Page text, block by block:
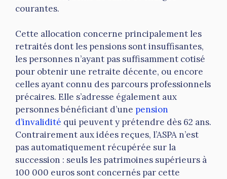
courantes.
Cette allocation concerne principalement les
retraités dont les pensions sont insuffisantes,
les personnes n’ayant pas suffisamment cotisé
pour obtenir une retraite décente, ou encore
celles ayant connu des parcours professionnels
précaires. Elle s’adresse également aux
personnes bénéficiant d’une pension
d’invalidité qui peuvent y prétendre dès 62 ans.
Contrairement aux idées reçues, l’ASPA n’est
pas automatiquement récupérée sur la
succession : seuls les patrimoines supérieurs à
100 000 euros sont concernés par cette